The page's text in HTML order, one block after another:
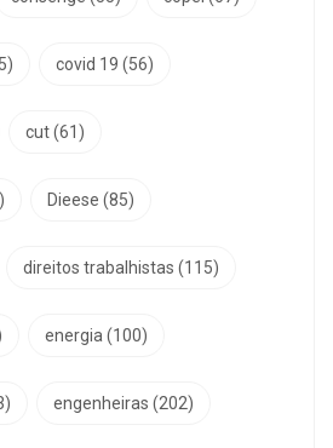
covid 19 (56)
cut(61)
Dieese (85)
direitos trabalhistas (115)
energia(100)
engenheiras (202)